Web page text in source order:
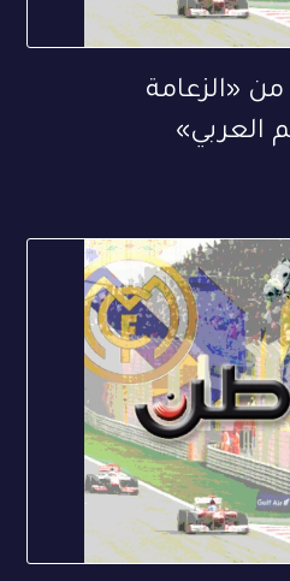
«الزعامة
العربي»